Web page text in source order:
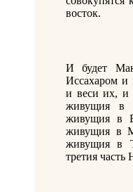
восток.
И будет
Иссахаром
и веси их, и
живущия в
живущия в
живущия в
живущия в
третия часть